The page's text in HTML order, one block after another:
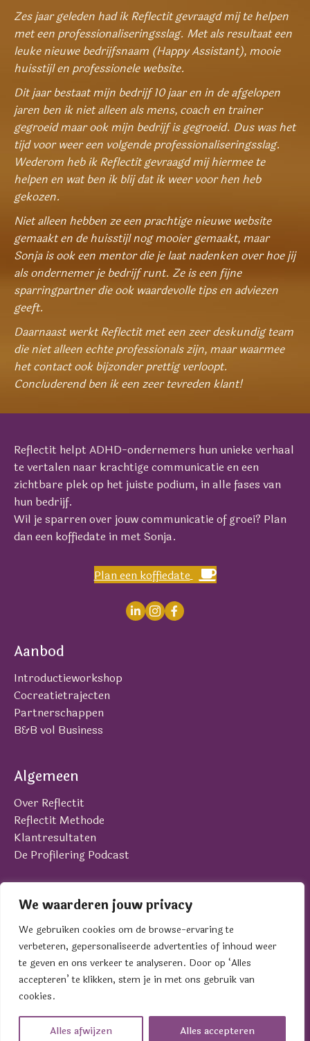
We waarderen jouw privacy
We gebruiken cookies om de browse-ervaring te
verbeteren, gepersonaliseerde advertenties of inhoud weer
te geven en ons verkeer te analyseren. Door op ‘Alles
accepteren’ te klikken, stem je in met ons gebruik van
cookies.
Alles afwijzen Alles accepteren
Zes jaar geleden had ik Reflectit gevraagd mij te helpen
met een professionaliseringsslag. Met als resultaat een
leuke nieuwe bedrijfsnaam (Happy Assistant), mooie
huisstijl en professionele website.
Dit jaar bestaat mijn bedrijf 10 jaar en in de afgelopen
jaren ben ik niet alleen als mens, coach en trainer
gegroeid maar ook mijn bedrijf is gegroeid. Dus was het
tijd voor weer een volgende professionaliseringsslag.
Wederom heb ik Reflectit gevraagd mij hiermee te
helpen en wat ben ik blij dat ik weer voor hen heb
gekozen.
Niet alleen hebben ze een prachtige nieuwe website
gemaakt en de huisstijl nog mooier gemaakt, maar
Sonja is ook een mentor die je laat nadenken over hoe jij
als ondernemer je bedrijf runt. Ze is een fijne
sparringpartner die ook waardevolle tips en adviezen
geeft.
Daarnaast werkt Reflectit met een zeer deskundig team
die niet alleen echte professionals zijn, maar waarmee
het contact ook bijzonder prettig verloopt.
Concluderend ben ik een zeer tevreden klant!
Reflectit helpt ADHD-ondernemers hun unieke verhaal
te vertalen naar krachtige communicatie en een
zichtbare plek op het juiste podium, in alle fases van
hun bedrijf.
Wil je sparren over jouw communicatie of groei? Plan
dan een koffiedate in met Sonja.
Plan een koffiedate
Aanbod
Introductieworkshop
Cocreatietrajecten
Partnerschappen
B&B vol Business
Algemeen
Over Reflectit
Reflectit Methode
Klantresultaten
De Profilering Podcast
Contact
Laan van Brabant 22
4701 BK Roosendaal
contact@reflectit.nl
0165 - 39 19 01
© 2005 - 2026 Reflectit BV | KVK 84033215 |
Privacyverklaring| Algemene Voorwaarden